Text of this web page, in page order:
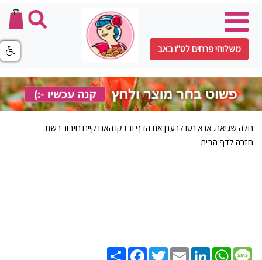
משלוחי פרחים לט"ו באב
חלה שגיאה. אנא נסו לרענן את הדף ובדקו האם קיים חיבור רשת.
חזרה לדף הבית
Share
FacebookTwitterEmail
LinkedIn
WhatsAppMessage